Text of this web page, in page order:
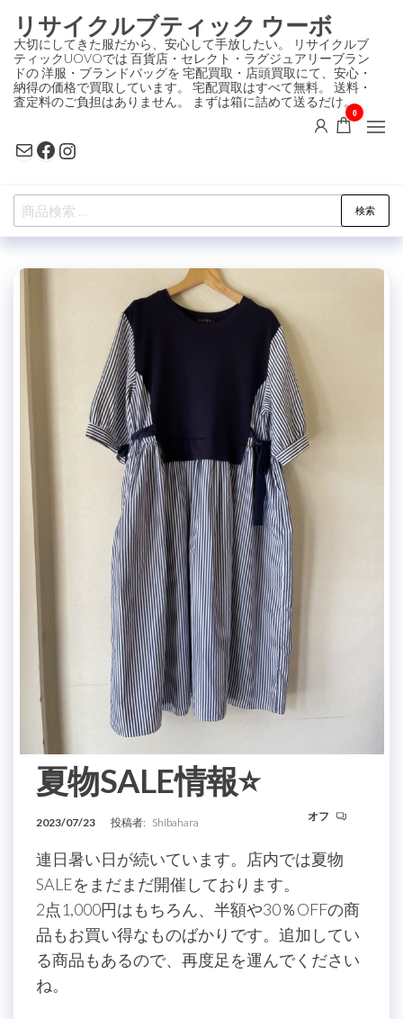
ン
テ
ン
ツ
プ
リサイクルブティック ウーボ
大切にしてきた服だから、安心して手放したい。 リサイクルブ
ティックUOVOでは 百貨店・セレクト・ラグジュアリーブラン
ドの 洋服・ブランドバッグを 宅配買取・店頭買取にて、安心・
納得の価格で買取しています。 宅配買取はすべて無料。 送料・
査定料のご負担はありません。 まずは箱に詰めて送るだけ。
MailFacebook
Instagram
0
検
索
検索
夏物SALE情報⭐️
2023/07/23 投稿者: Shibahara オフ
連日暑い日が続いています。店内では夏物
SALEをまだまだ開催しております。
2点1,000円はもちろん、半額や30％OFFの商
品もお買い得なものばかりです。追加してい
る商品もあるので、再度足を運んでください
ね。